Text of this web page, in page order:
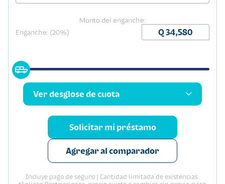
Monto del enganche:
Enganche: (20%)
Ver desglose de cuota
Solicitar mi préstamo
Agregar al comparador
Incluye pago de seguro | Cantidad limitada de existencias.